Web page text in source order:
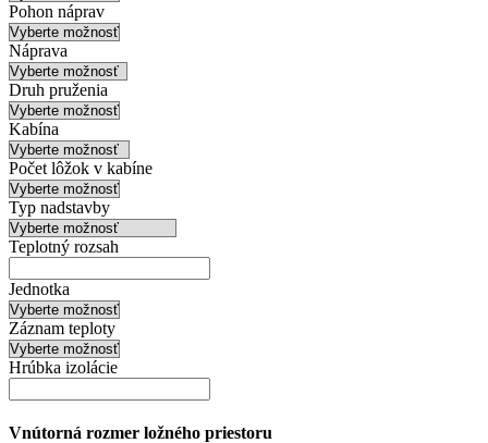
Pohon náprav
Náprava
Druh pruženia
Kabína
Počet lôžok v kabíne
Typ nadstavby
Teplotný rozsah
Jednotka
Záznam teploty
Hrúbka izolácie
Vnútorná rozmer ložného priestoru